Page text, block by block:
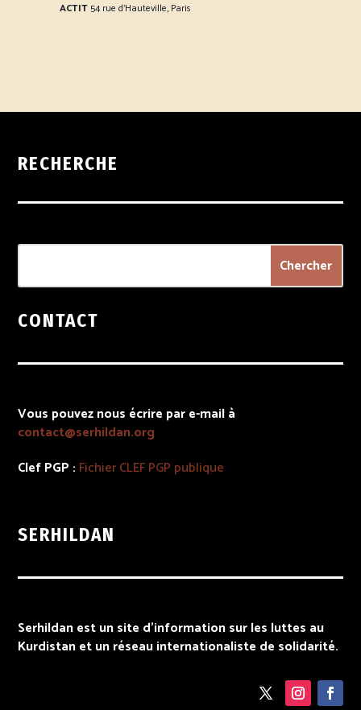
ACTIT54 rue d’Hauteville, Paris
RECHERCHE
CONTACT
Vous pouvez nous écrire par e-mail à
contact@serhildan.org
Clef PGP : FichierCLEF PGP publique
SERHILDAN
Serhildan est un site d’information sur les luttes au
Kurdistan et un réseau internationaliste de solidarité.